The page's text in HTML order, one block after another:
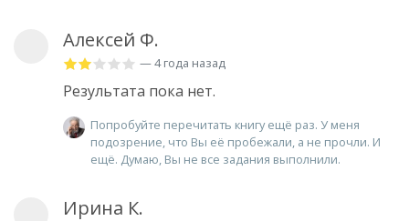
Алексей Ф.
— 4 года назад
Результата пока нет.
Попробуйте перечитать книгу ещё раз. У меня
подозрение, что Вы её пробежали, а не прочли. И
ещё. Думаю, Вы не все задания выполнили.
Ирина К.